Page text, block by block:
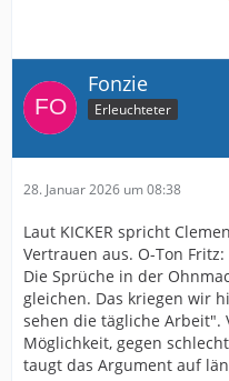
Fonzie
Erleuchteter
28. Januar 2026 um 08:38
Laut KICKER spricht
Vertrauen aus. O-Ton
Die Sprüche in der
gleichen. Das kriegen wir
sehen die tägliche Arbeit".
Möglichkeit, gegen
taugt das Argument auf